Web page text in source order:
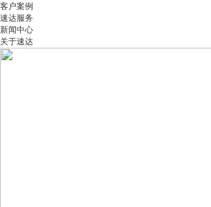
客户案例
速达服务
新闻中心
关于速达